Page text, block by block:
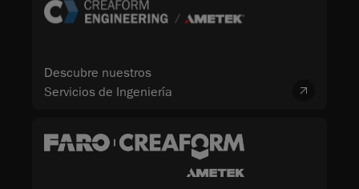
Descubre nuestros
Servicios de Ingeniería